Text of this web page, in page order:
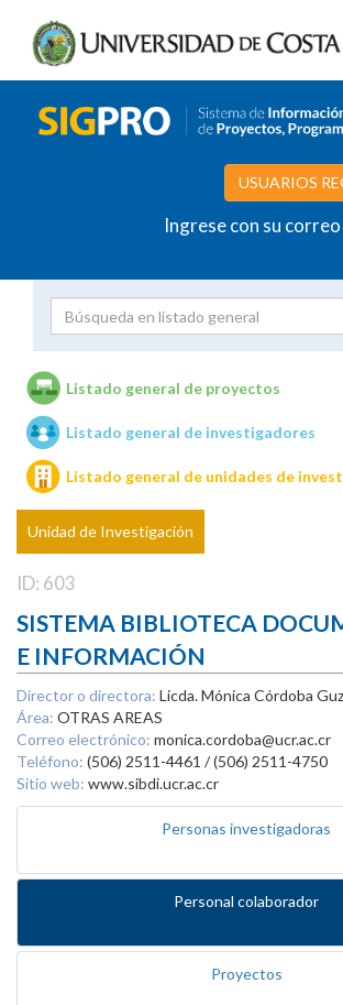
USUARIOS
Ingrese con su
Unidades de investigación
Listado general de proyectos
Listado general de investigadores
Listado general de unidades de
Unidad de Investigación
ID: 603
SISTEMA BIBLIOTECA
E INFORMACIÓN
Director o directora: Licda. Mónica Córdoba
Área: OTRAS AREAS
Correo electrónico: monica.cordoba@ucr.ac.cr
Teléfono: (506) 2511-4461 / (506) 2511-4750
Sitio web: www.sibdi.ucr.ac.cr
Personas investigadoras
Personal colaborador
Proyectos